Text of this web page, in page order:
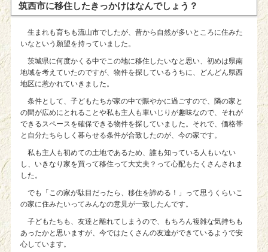
筑西市に移住したきっかけはなんでしょう？
生まれも育ちも流山市でしたが、昔から自然が多いところに住みた
いなという願望を持っていました。
茨城県に何度かくる中でこの地に移住したいなと思い、初めは県南
地域を考えていたのですが、物件を探しているうちに、どんどん県西
地区に惹かれていきました。
条件として、子どもたちが家の中で賑やかに過ごすので、隣の家と
の間が広めにとれることや私も主人も車いじりが趣味なので、それが
できるスペースを確保できる物件を探していました。それで、価格帯
と自分たちらしく暮らせる条件が合致したのが、今の家です。
私も主人も初めての土地であるため、誰も知っている人もいない
し、いきなり家を買って移住って大丈夫？って心配もたくさんされま
した。
でも「この家が駄目だったら、移住を諦める！」って思うくらいこ
の家に住みたいってみんなの意見が一致したんです。
子どもたちも、友達と離れてしまうので、もちろん複雑な気持ちも
あったかと思いますが、今ではたくさんの友達ができているようで安
心しています。